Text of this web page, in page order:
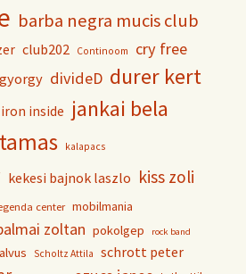
barba negra mucis club
club202 Continoom cry free
divideD durer kert
iron inside jankai bela
kalapacs
kekesi bajnok laszlo kiss zoli
center mobilmania
zoltan pokolgep rock band
Scholtz Attila schrott peter